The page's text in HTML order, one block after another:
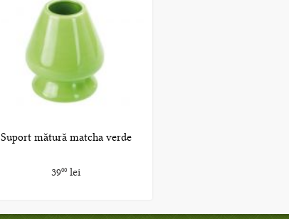
Suport mătură matcha verde
3900lei